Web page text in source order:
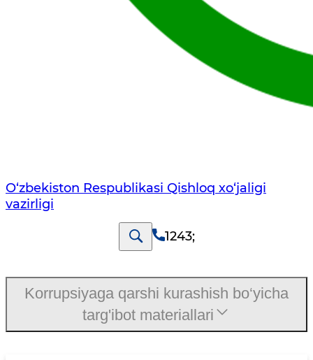
O‘zbekiston Respublikasi Qishloq хo‘jаligi
vаzirligi
1243;
Korrupsiyaga qarshi kurashish bo‘yicha
targ'ibot materiallari